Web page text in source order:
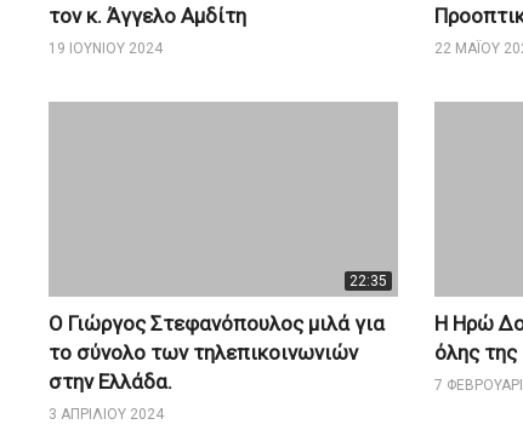
τον κ. Άγγελο Αμδίτη
19 ΙΟΥΝΊΟΥ 2024 22 ΜΑΪ́ΟΥ
22:35
Ο Γιώργος Στεφανόπουλος μιλά για
το σύνολο των τηλεπικοινωνιών
στην Ελλάδα.
3 ΑΠΡΙΛΊΟΥ 2024
Η Ηρώ
όλης της
7